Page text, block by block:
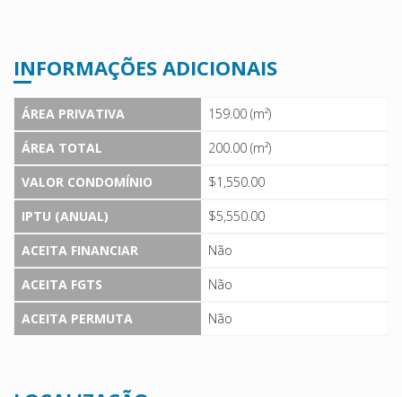
INFORMAÇÕES ADICIONAIS
ÁREA PRIVATIVA
159.00 (m²)
ÁREA TOTAL
200.00 (m²)
VALOR CONDOMÍNIO
$1,550.00
IPTU (ANUAL)
$5,550.00
ACEITA FINANCIAR
Não
ACEITA FGTS
Não
ACEITA PERMUTA
Não